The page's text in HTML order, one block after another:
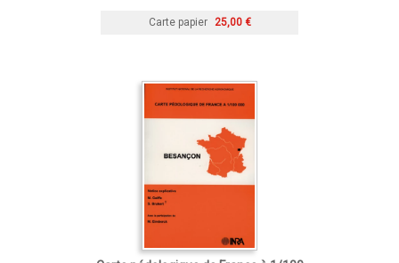
Carte papier 25,00 €